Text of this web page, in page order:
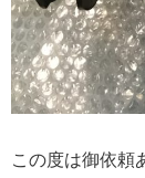
この度は御依頼